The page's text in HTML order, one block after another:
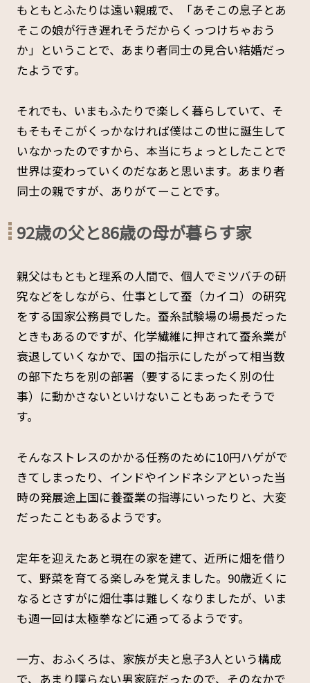
もともとふたりは遠い親戚で、「あそこの息子とあ
そこの娘が行き遅れそうだからくっつけちゃおう
か」ということで、あまり者同士の見合い結婚だっ
たようです。
それでも、いまもふたりで楽しく暮らしていて、そ
もそもそこがくっかなければ僕はこの世に誕生して
いなかったのですから、本当にちょっとしたことで
世界は変わっていくのだなあと思います。あまり者
同士の親ですが、ありがてーことです。
92歳の父と86歳の母が暮らす家
親父はもともと理系の人間で、個人でミツバチの研
究などをしながら、仕事として蚕（カイコ）の研究
をする国家公務員でした。蚕糸試験場の場長だった
ときもあるのですが、化学繊維に押されて蚕糸業が
衰退していくなかで、国の指示にしたがって相当数
の部下たちを別の部署（要するにまったく別の仕
事）に動かさないといけないこともあったそうで
す。
そんなストレスのかかる任務のために10円ハゲがで
きてしまったり、インドやインドネシアといった当
時の発展途上国に養蚕業の指導にいったりと、大変
だったこともあるようです。
定年を迎えたあと現在の家を建て、近所に畑を借り
て、野菜を育てる楽しみを覚えました。90歳近くに
なるとさすがに畑仕事は難しくなりましたが、いま
も週一回は太極拳などに通ってるようです。
一方、おふくろは、家族が夫と息子3人という構成
で、あまり喋らない男家庭だったので、そのなかで